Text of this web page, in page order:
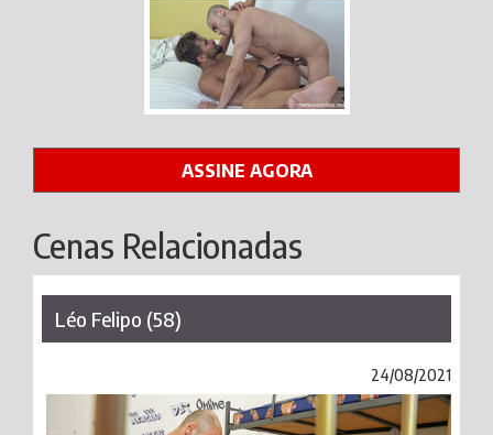
ASSINE AGORA
Cenas Relacionadas
Léo Felipo (58)
24/08/2021